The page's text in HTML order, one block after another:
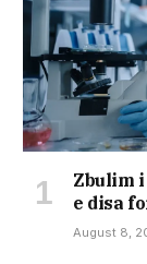
Zbulim
e disa
August 8,